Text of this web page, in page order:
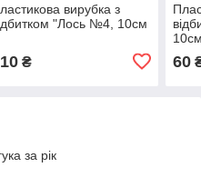
вирубка з
"Лось №4, 10см
₴ 60
за рік